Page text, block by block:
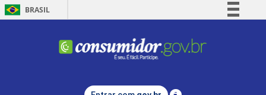
BRASIL
Comunica BR